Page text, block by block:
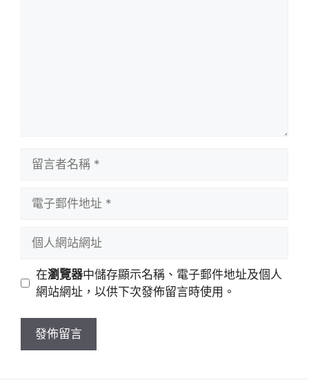
址
站
址
在瀏覽器中儲存顯示名稱、電子郵件地址及個人
網站網址，以供下次發佈留言時使用。